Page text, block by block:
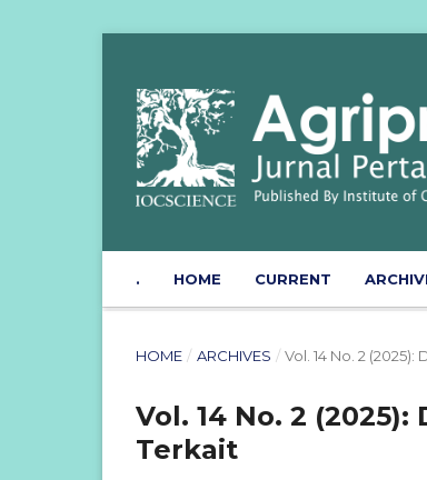
. HOME CURRENT
HOME / ARCHIVES / Vol. 14 No. 2
Vol. 14 No. 2
Terkait